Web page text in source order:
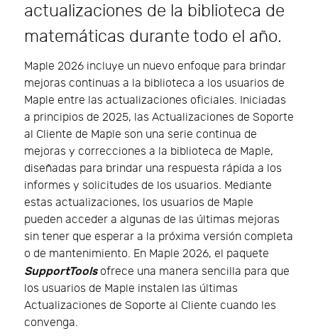
actualizaciones de la biblioteca de
matemáticas durante todo el año.
Maple 2026 incluye un nuevo enfoque para brindar
mejoras continuas a la biblioteca a los usuarios de
Maple entre las actualizaciones oficiales. Iniciadas
a principios de 2025, las Actualizaciones de Soporte
al Cliente de Maple son una serie continua de
mejoras y correcciones a la biblioteca de Maple,
diseñadas para brindar una respuesta rápida a los
informes y solicitudes de los usuarios. Mediante
estas actualizaciones, los usuarios de Maple
pueden acceder a algunas de las últimas mejoras
sin tener que esperar a la próxima versión completa
o de mantenimiento. En Maple 2026, el paquete
SupportToolsofrece una manera sencilla para que
los usuarios de Maple instalen las últimas
Actualizaciones de Soporte al Cliente cuando les
convenga.